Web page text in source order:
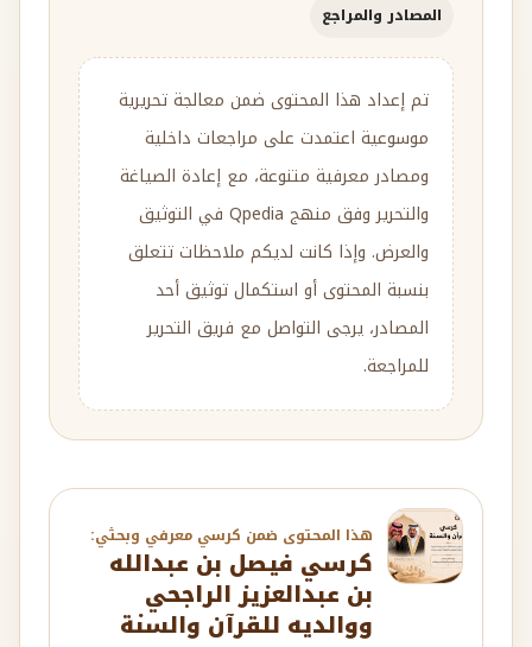
المصادر والمراجع
تم إعداد هذا المحتوى ضمن معالجة تحريرية
موسوعية اعتمدت على مراجعات داخلية
ومصادر معرفية متنوعة، مع إعادة الصياغة
والتحرير وفق منهج Qpedia في التوثيق
والعرض. وإذا كانت لديكم ملاحظات تتعلق
بنسبة المحتوى أو استكمال توثيق أحد
المصادر، يرجى التواصل مع فريق التحرير
للمراجعة.
هذا المحتوى ضمن كرسي معرفي وبحثي:
كرسي فيصل بن عبدالله
بن عبدالعزيز الراجحي
ووالديه للقرآن والسنة